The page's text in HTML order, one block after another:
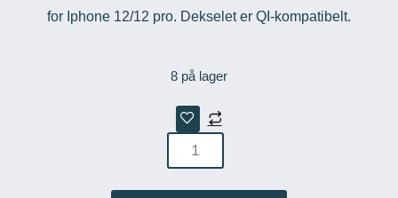
for Iphone 12/12 pro. Dekselet er QI-kompatibelt.
8 på lager